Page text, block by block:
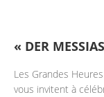
« DER
Les Grandes Heures
vous invitent à